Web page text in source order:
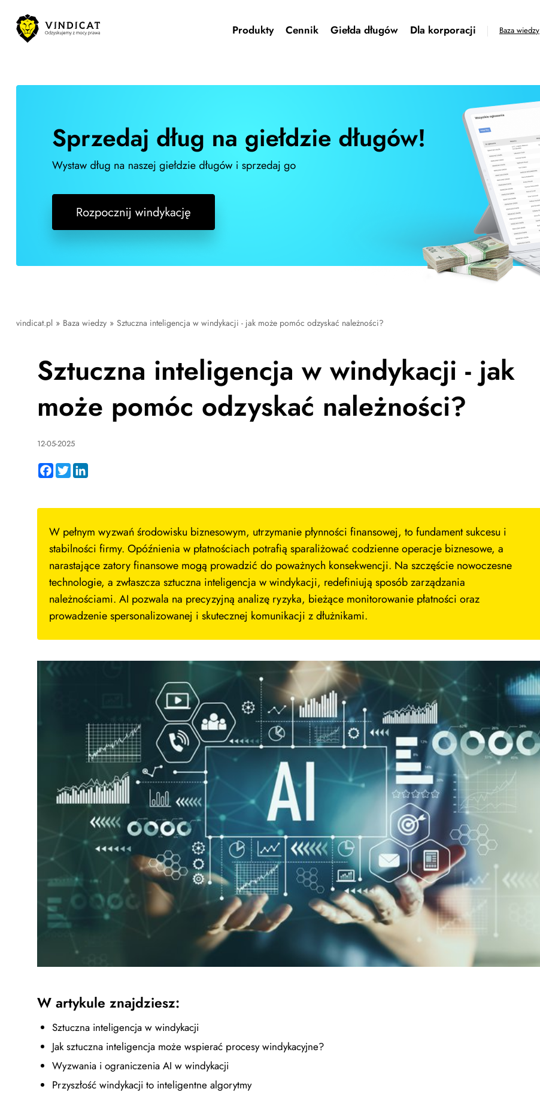
Produkty Cennik Giełda długów Dla korporacji Baza wiedzy
vindicat.pl » Baza wiedzy » Sztuczna inteligencja w windykacji - jak może pomóc odzyskać należności?
Sztuczna inteligencja w windykacji - jak
może pomóc odzyskać należności?
12-05-2025
Facebook
Twitter
W pełnym wyzwań środowisku biznesowym, utrzymanie płynności finansowej, to fundament sukcesu i
stabilności firmy. Opóźnienia w płatnościach potrafią sparaliżować codzienne operacje biznesowe, a
narastające zatory finansowe mogą prowadzić do poważnych konsekwencji. Na szczęście nowoczesne
technologie, a zwłaszcza sztuczna inteligencja w windykacji, redefiniują sposób zarządzania
należnościami. AI pozwala na precyzyjną analizę ryzyka, bieżące monitorowanie płatności oraz
prowadzenie spersonalizowanej i skutecznej komunikacji z dłużnikami.
W artykule znajdziesz:
Sztuczna inteligencja w windykacji
Jak sztuczna inteligencja może wspierać procesy windykacyjne?
Wyzwania i ograniczenia AI w windykacji
Przyszłość windykacji to inteligentne algorytmy